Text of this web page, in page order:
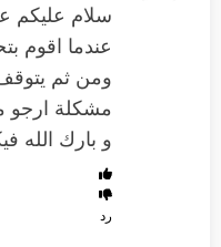
سلام عليكم
عندما اقوم
ومن ثم
مشكلة ارجو
و بارك الله
رد